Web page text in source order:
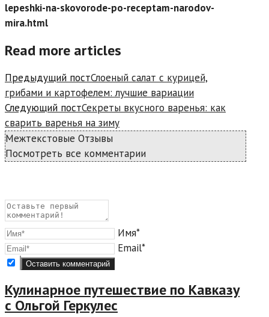
lepeshki-na-skovorode-po-receptam-narodov-
mira.html
Read more articles
Предыдущий постСлоеный салат с курицей,
грибами и картофелем: лучшие вариации
Следующий постСекреты вкусного варенья: как
сварить варенья на зиму
Межтекстовые Отзывы
Посмотреть все комментарии
Имя*
Email*
Кулинарное путешествие по Кавказу
с Ольгой Геркулес